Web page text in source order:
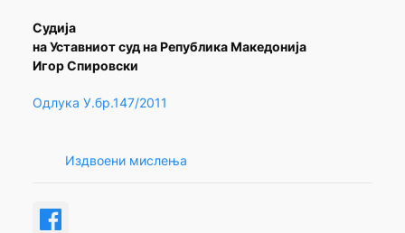
Судија
на Уставниот суд на Република Македонија
Игор Спировски
Одлука У.бр.147/2011
Издвоени мислења